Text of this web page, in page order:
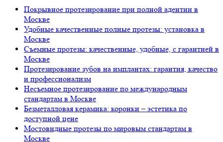
Покрывное протезирование при полной адентии в
Москве
Удобные качественные полные протезы: установка в
Москве
Съемные протезы: качественные, удобные, с гарантией в
Москве
Протезирование зубов на имплантах: гарантия, качество
и профессионализм
Несъемное протезирование по международным
стандартам в Москве
Безметалловая керамика: коронки – эстетика по
доступной цене
Мостовидные протезы по мировым стандартам в
Москве